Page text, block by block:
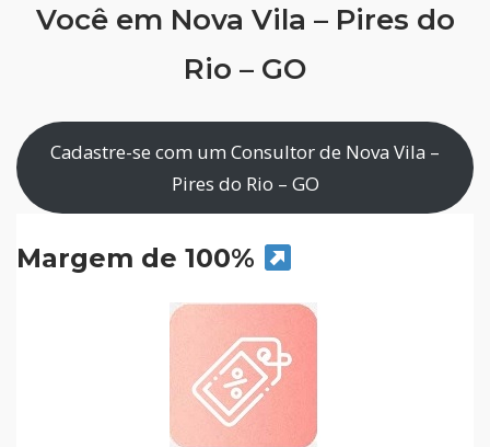
Você em Nova Vila – Pires do
Rio – GO
Cadastre-se com um Consultor de Nova Vila –
Pires do Rio – GO
Margem de 100%